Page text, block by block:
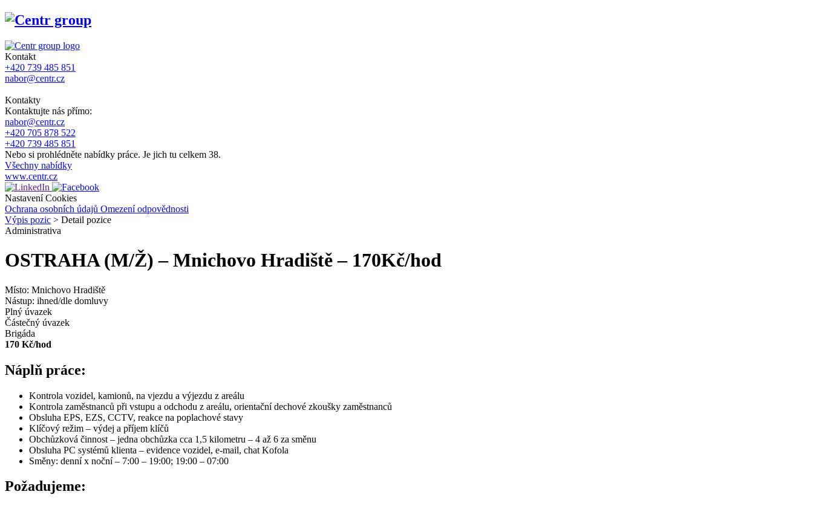
Kontakt
+420 739 485 851
nabor@centr.cz
Kontakty
Kontaktujte nás přímo:
nabor@centr.cz
+420 705 878 522
+420 739 485 851
Nebo si prohlédněte nabídky práce. Je jich tu celkem 38.
Všechny nabídky
www.centr.cz
Nastavení Cookies
Ochrana osobních údajů Omezení odpovědnosti
Výpis pozic > Detail pozice
Administrativa
OSTRAHA (M/Ž) – Mnichovo Hradiště – 170Kč/hod
Místo: Mnichovo Hradiště
Nástup: ihned/dle domluvy
Plný úvazek
Částečný úvazek
Brigáda
170 Kč/hod
Náplň práce:
Kontrola vozidel, kamionů, na vjezdu a výjezdu z areálu
Kontrola zaměstnanců při vstupu a odchodu z areálu, orientační dechové zkoušky zaměstnanců
Obsluha EPS, EZS, CCTV, reakce na poplachové stavy
Klíčový režim – výdej a příjem klíčů
Obchůzková činnost – jedna obchůzka cca 1,5 kilometru – 4 až 6 za směnu
Obsluha PC systémů klienta – evidence vozidel, e-mail, chat Kofola
Směny: denní x noční – 7:00 – 19:00; 19:00 – 07:00
Požadujeme: